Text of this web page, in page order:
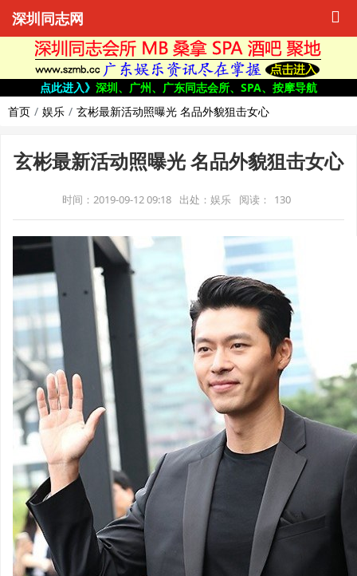
深圳同志网
点此进入》 深圳、广州、广东同志会所、SPA、按摩导航
首页
娱乐 玄彬最新活动照曝光 名品外貌狙击女心
玄彬最新活动照曝光 名品外貌狙击女心
时间：2019-09-12 09:18 出处：娱乐 阅读： 130